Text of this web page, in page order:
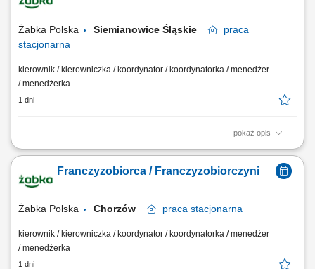
Dostosowywanie asortymentu sklepu do potrzeb lokalnego rynku.
Żabka Polska Siemianowice Śląskie
praca
stacjonarna
kierownik / kierowniczka / koordynator / koordynatorka / menedżer
/ menedżerka
1 dni
pokaż opis
Główne zadania: Prowadzenie własnej działalności gospodarczej w
obsługi. Monitorowanie stanów magazynowych i zamówień.
Dostosowywanie asortymentu sklepu do potrzeb lokalnego rynku.
Franczyzobiorca / Franczyzobiorczyni
Żabka Polska Chorzów praca stacjonarna
kierownik / kierowniczka / koordynator / koordynatorka / menedżer
/ menedżerka
1 dni